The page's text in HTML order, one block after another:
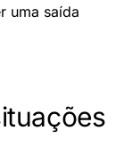
uma saída